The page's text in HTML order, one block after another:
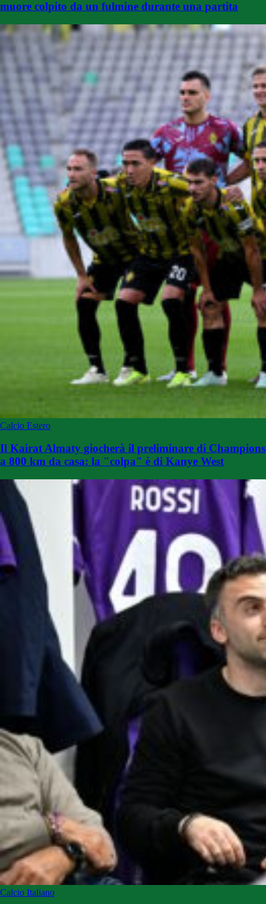
muore colpito da un fulmine durante una partita
Calcio Estero
Il Kairat Almaty giocherà il preliminare di Champions
a 800 km da casa: la "colpa" è di Kanye West
Calcio Italiano